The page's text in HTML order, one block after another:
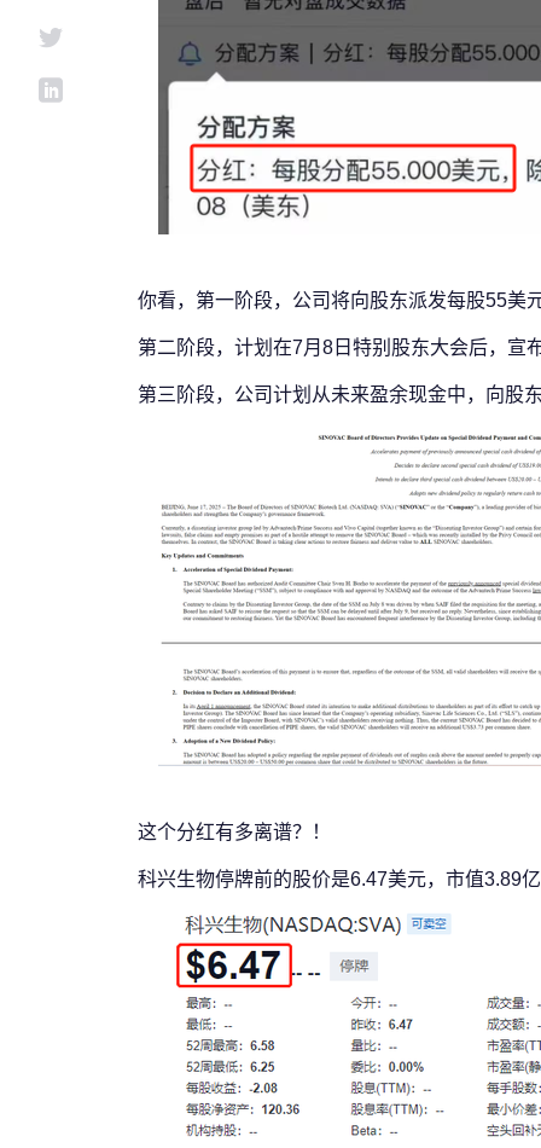
你看，第一阶段，公司将向股东派发每股55美
第二阶段，计划在7月8日特别股东大会后，宣
第三阶段，公司计划从未来盈余现金中，向股
这个分红有多离谱？！
科兴生物停牌前的股价是6.47美元，市值3.89